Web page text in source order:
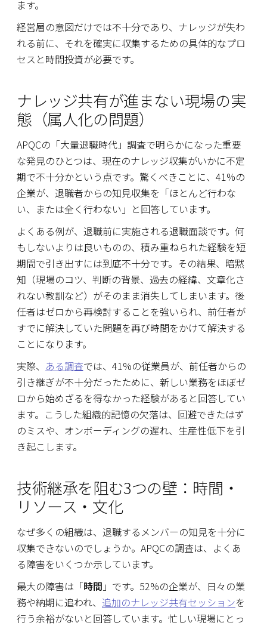
ます。
経営層の意図だけでは不十分であり、ナレッジが失わ
れる前に、それを確実に収集するための具体的なプロ
セスと時間投資が必要です。
ナレッジ共有が進まない現場の実
態（属人化の問題）
APQCの「大量退職時代」調査で明らかになった重要
な発見のひとつは、現在のナレッジ収集がいかに不定
期で不十分かという点です。驚くべきことに、41%の
企業が、退職者からの知見収集を「ほとんど行わな
い、または全く行わない」と回答しています。
よくある例が、退職前に実施される退職面談です。何
もしないよりは良いものの、積み重ねられた経験を短
期間で引き出すには到底不十分です。その結果、暗黙
知（現場のコツ、判断の背景、過去の経緯、文章化さ
れない教訓など）がそのまま消失してしまいます。後
任者はゼロから再検討することを強いられ、前任者が
すでに解決していた問題を再び時間をかけて解決する
ことになります。
実際、 ある調査では、41%の従業員が、前任者からの
引き継ぎが不十分だったために、新しい業務をほぼゼ
ロから始めざるを得なかった経験があると回答してい
ます。こうした組織的記憶の欠落は、回避できたはず
のミスや、オンボーディングの遅れ、生産性低下を引
き起こします。
技術継承を阻む3つの壁：時間・
リソース・文化
なぜ多くの組織は、退職するメンバーの知見を十分に
収集できないのでしょうか。APQCの調査は、よくあ
る障害をいくつか示しています。
最大の障害は「時間 」です。52%の企業が、日々の業
務や納期に追われ、 追加のナレッジ共有セッションを
行う余裕がないと回答しています。忙しい現場にとっ